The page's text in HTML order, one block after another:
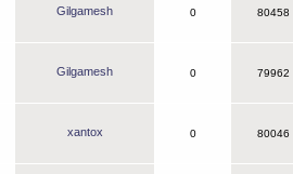
Gilgamesh 0 80458
Gilgamesh 0 79962
xantox 0 80046